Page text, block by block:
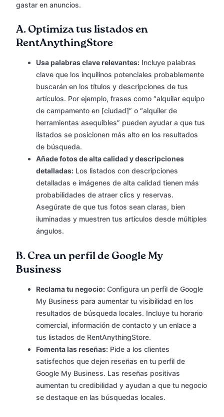
gastar en anuncios.
A.Optimiza tus listados en
RentAnythingStore
Usa palabras clave relevantes: Incluye palabras
clave que los inquilinos potenciales probablemente
buscarán en los títulos y descripciones de tus
artículos. Por ejemplo, frases como “alquilar equipo
de campamento en [ciudad]” o “alquiler de
herramientas asequibles” pueden ayudar a que tus
listados se posicionen más alto en los resultados
de búsqueda.
Añade fotos de alta calidad y descripciones
detalladas: Los listados con descripciones
detalladas e imágenes de alta calidad tienen más
probabilidades de atraer clics y reservas.
Asegúrate de que tus fotos sean claras, bien
iluminadas y muestren tus artículos desde múltiples
ángulos.
B.Crea un perfil de Google My
Business
Reclama tu negocio: Configura un perfil de Google
My Business para aumentar tu visibilidad en los
resultados de búsqueda locales. Incluye tu horario
comercial, información de contacto y un enlace a
tus listados de RentAnythingStore.
Fomenta las reseñas: Pide a los clientes
satisfechos que dejen reseñas en tu perfil de
Google My Business. Las reseñas positivas
aumentan tu credibilidad y ayudan a que tu negocio
se destaque en las búsquedas locales.